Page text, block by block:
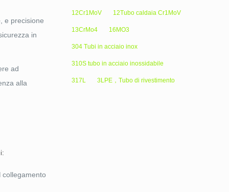
e precisione
in
ad
alla
collegamento
12Cr1MoV 12Tubo caldaia Cr1MoV
13CrMo4 16MO3
304 Tubi in acciaio inox
310S tubo in acciaio inossidabile
317L 3LPE，Tubo di rivestimento